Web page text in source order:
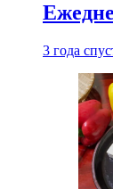
3 года